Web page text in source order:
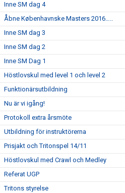
Inne SM dag 4
Åbne Københavnske Masters 2016…..
Inne SM dag 3
Inne SM dag 2
Inne SM Dag 1
Höstlovskul med level 1 och level 2
Funktionärsutbildning
Nu är vi igång!
Protokoll extra årsmöte
Utbildning för instruktörerna
Prisjakt och Tritonspel 14/11
Höstlovskul med Crawl och Medley
Referat UGP
Tritons styrelse